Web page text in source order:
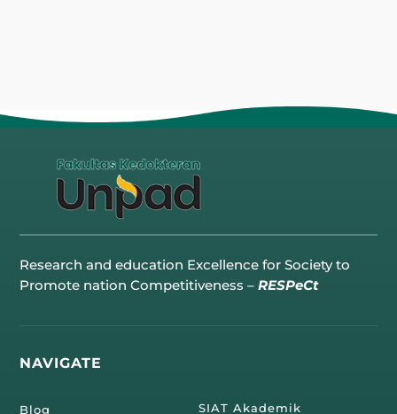
Research and education Excellence for Society to
Promote nation Competitiveness –RESPeCt
NAVIGATE
Blog SIAT Akademik